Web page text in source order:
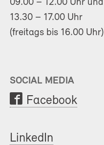
09.00 – 12.00 Uhr und
13.30 – 17.00 Uhr
(freitags bis 16.00 Uhr)
SOCIAL MEDIA
Facebook
LinkedIn